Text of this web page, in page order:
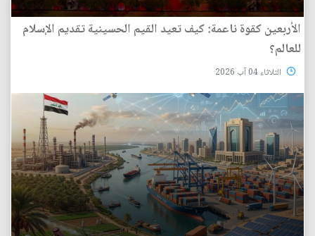
الأربعين كقوة ناعمة: كيف تعيد القيم الحسينية تقديم الإسلام
للعالم؟
الثلاثاء 04 آب 2026